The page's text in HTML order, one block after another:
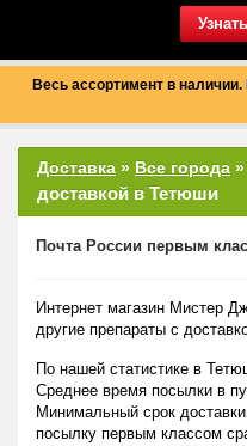
Весь ассортимент в
Доставка » Все города »
доставкой в Тетюши
Почта России первым
Интернет магазин Мистер
другие препараты с
По нашей статистике в
Среднее время посылки в
Минимальный срок
посылку первым классом